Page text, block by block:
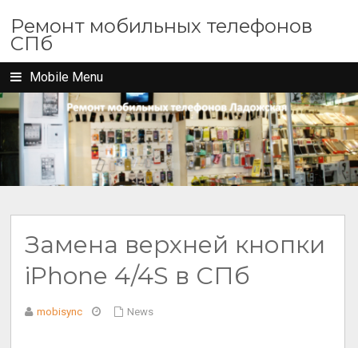
Ремонт мобильных телефонов
СПб
Mobile Menu
Замена верхней кнопки
iPhone 4/4S в СПб
mobisync News